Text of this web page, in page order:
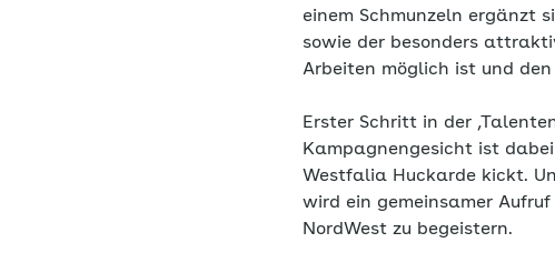
einem Schmunzeln ergänzt
sowie der besonders
Arbeiten möglich ist und
Erster Schritt in der
Kampagnengesicht ist
Westfalia Huckarde kickt.
wird ein gemeinsamer
NordWest zu begeistern.